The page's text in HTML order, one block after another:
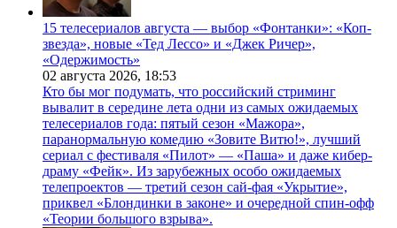
15 телесериалов августа — выбор «Фонтанки»: «Коп-
звезда», новые «Тед Лессо» и «Джек Ричер»,
«Одержимость»
02 августа 2026, 18:53
Кто бы мог подумать, что российский стриминг
вывалит в середине лета одни из самых ожидаемых
телесериалов года: пятый сезон «Мажора»,
паранормальную комедию «Зовите Витю!», лучший
сериал с фестиваля «Пилот» — «Паша» и даже кибер-
драму «Фейк». Из зарубежных особо ожидаемых
телепроектов — третий сезон сай-фая «Укрытие»,
приквел «Блондинки в законе» и очередной спин-офф
«Теории большого взрыва».